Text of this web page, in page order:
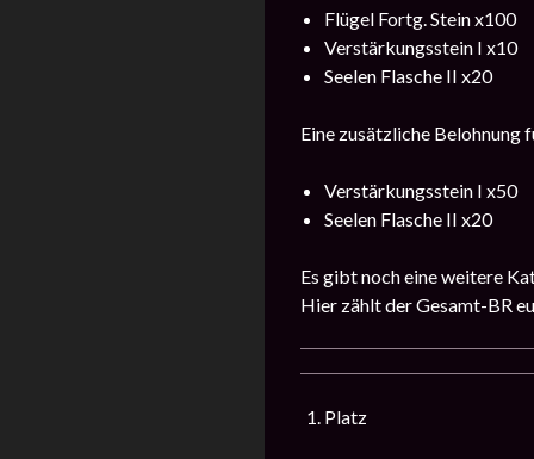
Flügel Fortg. Stein x100
Verstärkungsstein I x10
Seelen Flasche II x20
Eine zusätzliche Belohnung
Verstärkungsstein I x50
Seelen Flasche II x20
Es gibt noch eine weitere
Hier zählt der Gesamt-BR
Platz